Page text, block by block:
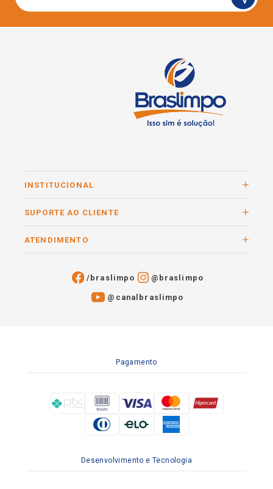
INSTITUCIONAL
SUPORTE AO CLIENTE
ATENDIMENTO
/braslimpo @braslimpo
@canalbraslimpo​
Pagamento
Desenvolvimento e Tecnologia